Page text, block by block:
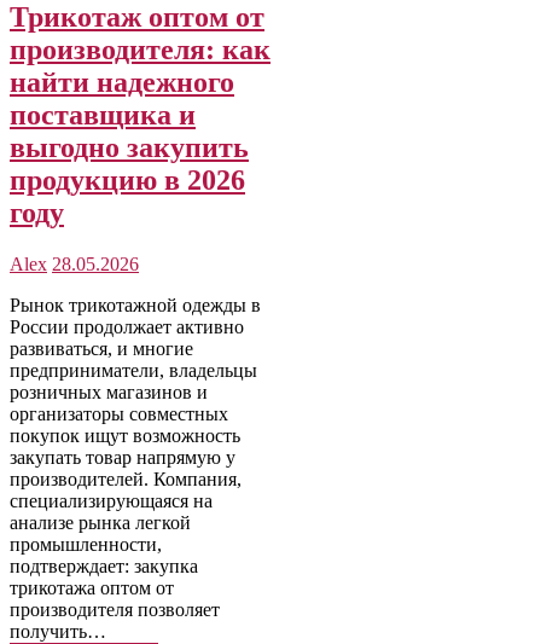
Трикотаж оптом от
производителя: как
найти надежного
поставщика и
выгодно закупить
продукцию в 2026
году
Alex 28.05.2026
Рынок трикотажной одежды в
России продолжает активно
развиваться, и многие
предприниматели, владельцы
розничных магазинов и
организаторы совместных
покупок ищут возможность
закупать товар напрямую у
производителей. Компания,
специализирующаяся на
анализе рынка легкой
промышленности,
подтверждает: закупка
трикотажа оптом от
производителя позволяет
получить…